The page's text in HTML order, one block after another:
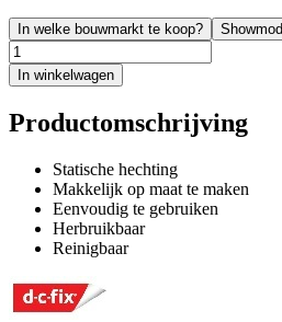
In welke bouwmarkt te koop?
In winkelwagen
Productomschrijving
Statische hechting
Makkelijk op maat te maken
Eenvoudig te gebruiken
Herbruikbaar
Reinigbaar